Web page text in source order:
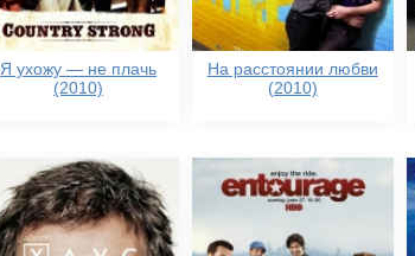
Я ухожу — не плачь
(2010)
На расстоянии любви
(2010)